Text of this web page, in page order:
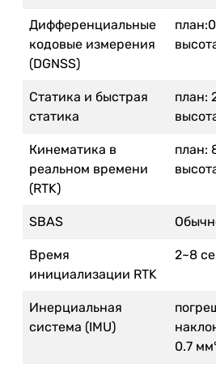
Дифференциальные
кодовые измерения
(DGNSS)
Статика и быстрая
статика
план:
Кинематика в
реальном времени
(RTK)
план:
SBAS
Время
инициализации RTK
2~8
Инерциальная
система (IMU)
0.7